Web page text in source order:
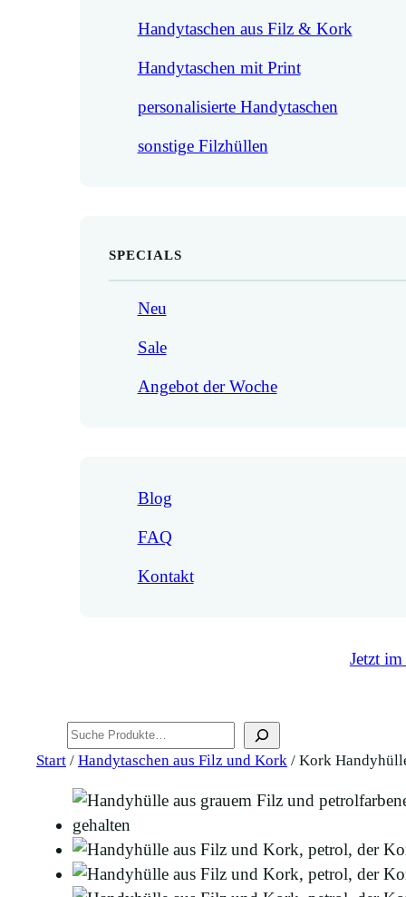
Handytaschen aus Filz & Kork
Handytaschen mit Print
personalisierte Handytaschen
sonstige Filzhüllen
SPECIALS
Neu
Sale
Angebot der Woche
Blog
FAQ
Kontakt
Jetzt
Start / Handytaschen aus Filz und Kork / Kork